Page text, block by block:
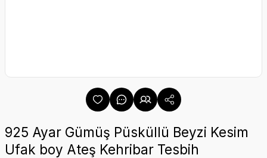
925 Ayar Gümüş Püsküllü Beyzi Kesim
Ufak boy Ateş Kehribar Tesbih